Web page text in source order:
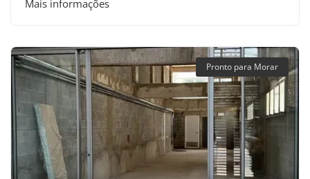
Mais informações
Pronto para Morar